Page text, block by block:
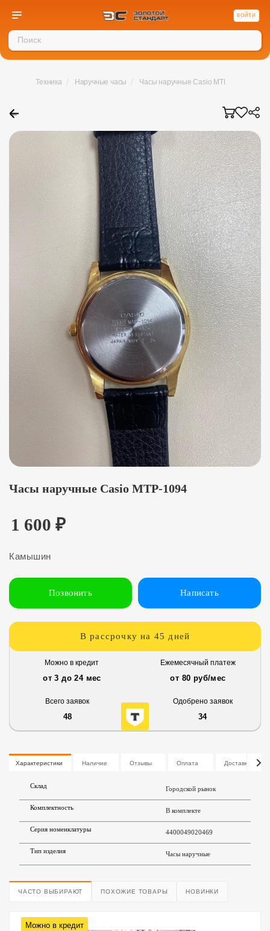
ВОЙТИ
←
Техника / Наручные часы / Часы наручные Casio MTP-1094
Часы наручные Casio MTP-1094
1 600 ₽
Камышин
Позвонить Написать
В рассрочку на 45 дней
Можно в кредит
от 3 до 24 мес
Ежемесячный платеж
от 80 руб/мес
Всего заявок
48
Одобрено заявок
34
Характеристики Наличие Отзывы Оплата Доставка
Склад Городской рынок
Комплектность В комплекте
Серия номенклатуры 4400049020469
Тип изделия Часы наручные
ЧАСТО ВЫБИРАЮТ ПОХОЖИЕ ТОВАРЫ НОВИНКИ
Можно в кредит